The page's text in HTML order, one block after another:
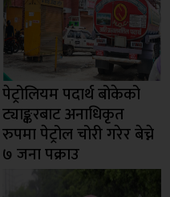
पेट्रोलियम पदार्थ बोकेको
ट्याङ्करबाट अनाधिकृत
रुपमा पेट्रोल चोरी गरेर बेच्ने
७ जना पक्राउ